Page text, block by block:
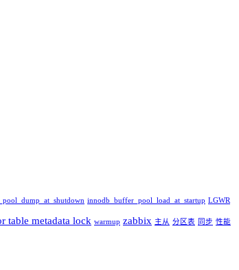
innodb_buffer_pool_load_at_startup LGWR
table metadata lock warmup zabbix 主从 分区表 同步 性能